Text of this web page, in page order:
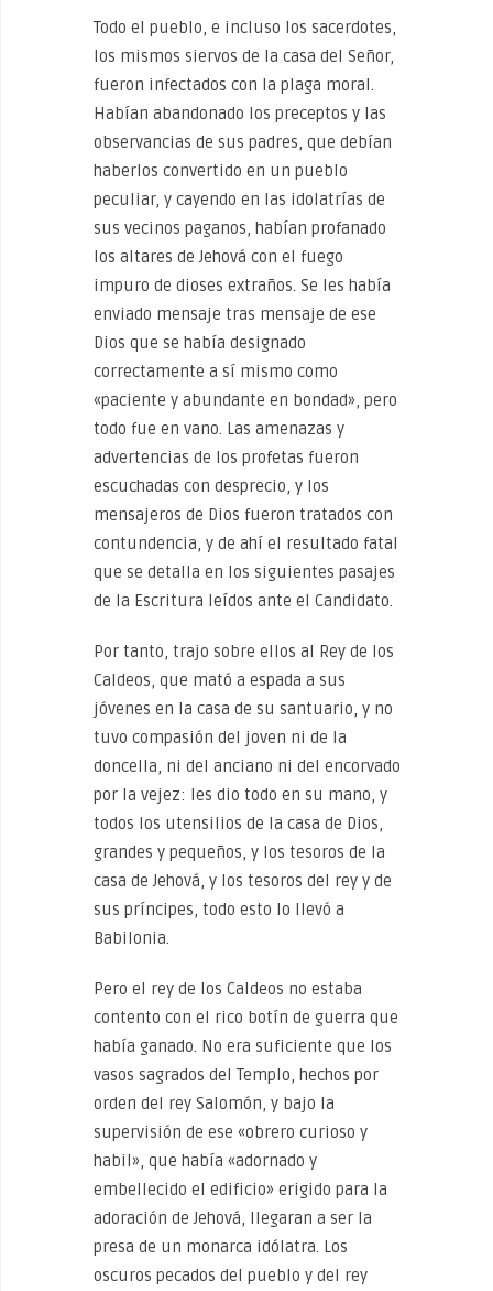
Todo el pueblo, e incluso los sacerdotes,
los mismos siervos de la casa del Señor,
fueron infectados con la plaga moral.
Habían abandonado los preceptos y las
observancias de sus padres, que debían
haberlos convertido en un pueblo
peculiar, y cayendo en las idolatrías de
sus vecinos paganos, habían profanado
los altares de Jehová con el fuego
impuro de dioses extraños. Se les había
enviado mensaje tras mensaje de ese
Dios que se había designado
correctamente a sí mismo como
«paciente y abundante en bondad», pero
todo fue en vano. Las amenazas y
advertencias de los profetas fueron
escuchadas con desprecio, y los
mensajeros de Dios fueron tratados con
contundencia, y de ahí el resultado fatal
que se detalla en los siguientes pasajes
de la Escritura leídos ante el Candidato.
Por tanto, trajo sobre ellos al Rey de los
Caldeos, que mató a espada a sus
jóvenes en la casa de su santuario, y no
tuvo compasión del joven ni de la
doncella, ni del anciano ni del encorvado
por la vejez: les dio todo en su mano, y
todos los utensilios de la casa de Dios,
grandes y pequeños, y los tesoros de la
casa de Jehová, y los tesoros del rey y de
sus príncipes, todo esto lo llevó a
Babilonia.
Pero el rey de los Caldeos no estaba
contento con el rico botín de guerra que
había ganado. No era suficiente que los
vasos sagrados del Templo, hechos por
orden del rey Salomón, y bajo la
supervisión de ese «obrero curioso y
habil», que había «adornado y
embellecido el edificio» erigido para la
adoración de Jehová, llegaran a ser la
presa de un monarca idólatra. Los
oscuros pecados del pueblo y del rey